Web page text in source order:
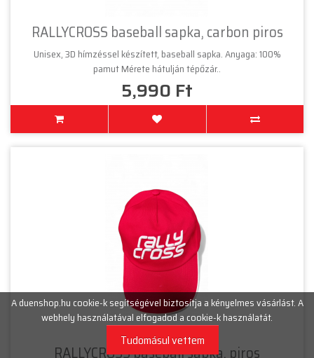
RALLYCROSS baseball sapka, carbon piros
Unisex, 3D hímzéssel készített, baseball sapka. Anyaga: 100%
pamut Mérete hátulján tépőzár..
5,990 Ft
RALLYCROSS baseball sapka, piros
A duenshop.hu cookie-k segítségével biztosítja a kényelmes vásárlást. A
webhely használatával elfogadod a cookie-k használatát.
Tudomásul vettem